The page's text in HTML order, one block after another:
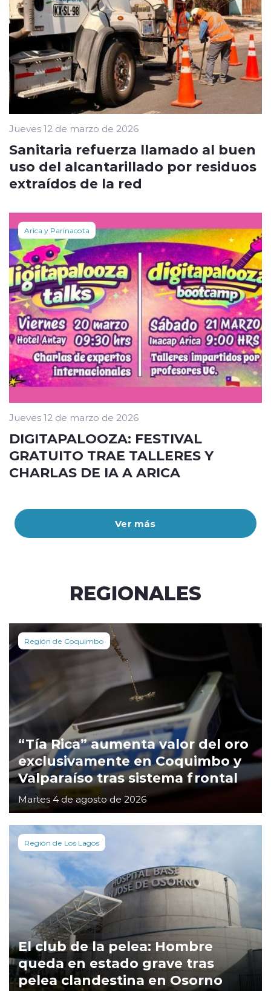
Ver más
Jueves 12 de marzo de 2026
Sanitaria refuerza llamado al buen
uso del alcantarillado por residuos
extraídos de la red
Arica y Parinacota
Jueves 12 de marzo de 2026
DIGITAPALOOZA: FESTIVAL
GRATUITO TRAE TALLERES Y
CHARLAS DE IA A ARICA
REGIONALES
Región de Coquimbo
“Tía Rica” aumenta valor del oro
exclusivamente en Coquimbo y
Valparaíso tras sistema frontal
Martes 4 de agosto de 2026
Región de Los Lagos
El club de la pelea: Hombre
queda en estado grave tras
pelea clandestina en Osorno